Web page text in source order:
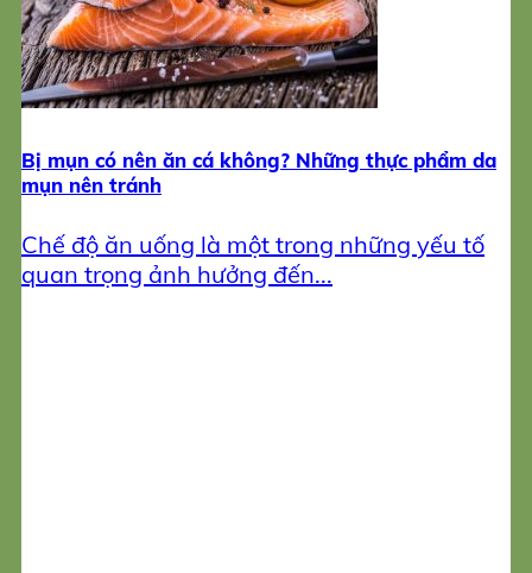
Bị mụn có nên ăn cá không? Những thực phẩm da
mụn nên tránh
Chế độ ăn uống là một trong những yếu tố
quan trọng ảnh hưởng đến...